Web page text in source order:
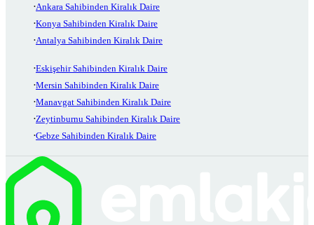
Ankara Sahibinden Kiralık Daire
Konya Sahibinden Kiralık Daire
Antalya Sahibinden Kiralık Daire
Eskişehir Sahibinden Kiralık Daire
Mersin Sahibinden Kiralık Daire
Manavgat Sahibinden Kiralık Daire
Zeytinburnu Sahibinden Kiralık Daire
Gebze Sahibinden Kiralık Daire